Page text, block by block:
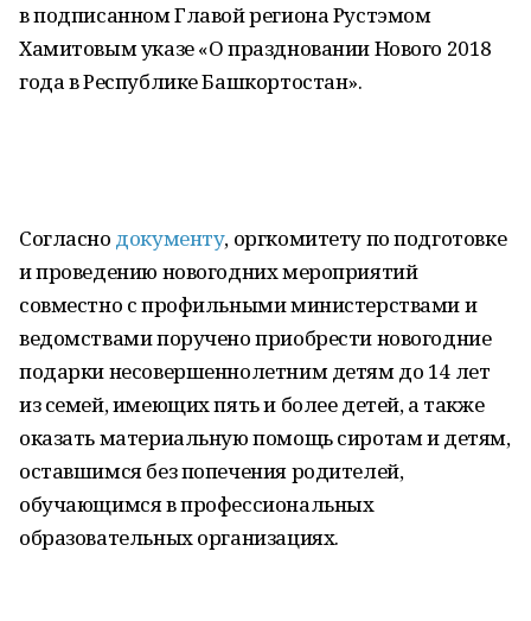
в подписанном Главой региона Рустэмом
Хамитовым указе «О праздновании Нового 2018
года в Республике Башкортостан».
Согласно документу, оргкомитету по подготовке
и проведению новогодних мероприятий
совместно с профильными министерствами и
ведомствами поручено приобрести новогодние
подарки несовершеннолетним детям до 14 лет
из семей, имеющих пять и более детей, а также
оказать материальную помощь сиротам и детям,
оставшимся без попечения родителей,
обучающимся в профессиональных
образовательных организациях.